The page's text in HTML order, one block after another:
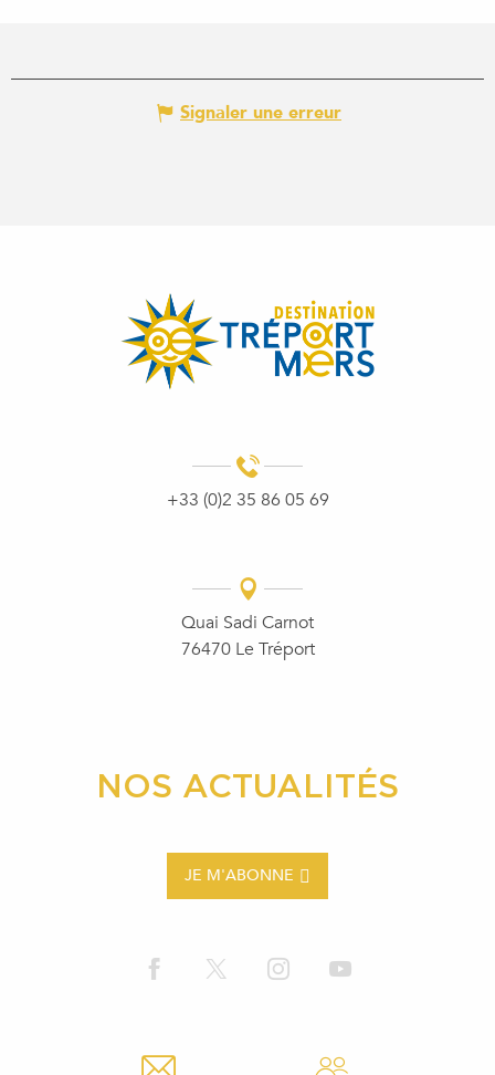
Signaler une erreur
+33 (0)2 35 86 05 69
Quai Sadi Carnot
76470 Le Tréport
NOS ACTUALITÉS
JE M'ABONNE